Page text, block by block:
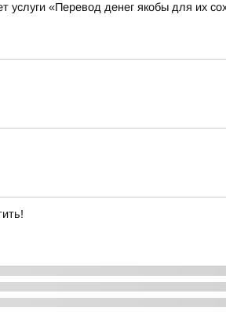
«Перевод денег якобы для их